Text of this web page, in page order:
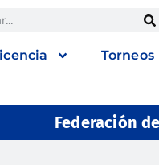
Torneos
Federación de